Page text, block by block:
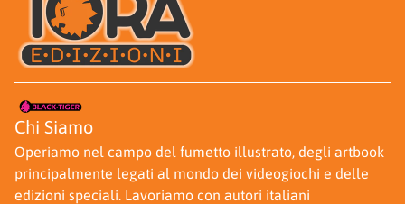
Casa
Chi Siamo
Operiamo nel campo del fumetto illustrato, degli artbook
principalmente legati al mondo dei videogiochi e delle
edizioni speciali. Lavoriamo con autori italiani